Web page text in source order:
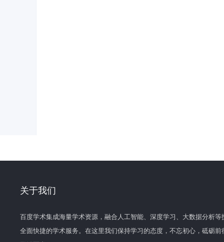
关于我们
百度学术集成海量学术资源，融合人工智能、深度学习、大数据分析
全面快捷的学术服务。在这里我们保持学习的态度，不忘初心，砥砺前